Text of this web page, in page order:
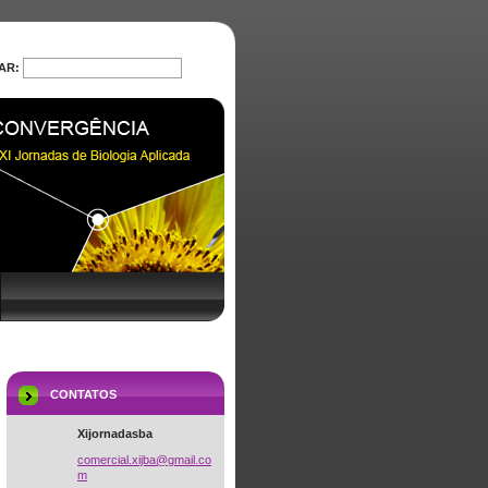
CONTATOS
Xijornadasba
comercial.xijba@gmail.co
m
PROCURAR